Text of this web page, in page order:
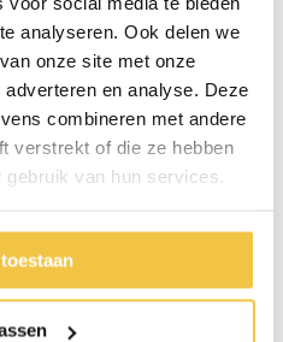
analyseren. Ook delen we
onze site met onze
en analyse. Deze
combineren met andere
verstrekt of die ze hebben
van hun services.
kg
bekleding
de begeleider
bekleding